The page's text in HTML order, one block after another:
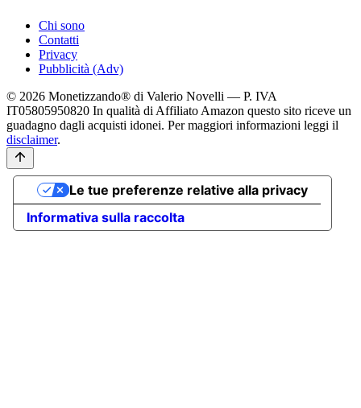
Chi sono
Contatti
Privacy
Pubblicità (Adv)
© 2026 Monetizzando® di Valerio Novelli — P. IVA
IT05805950820 In qualità di Affiliato Amazon questo sito riceve un
guadagno dagli acquisti idonei. Per maggiori informazioni leggi il
disclaimer.
Informativa sulla raccolta
Le tue preferenze relative alla privacy